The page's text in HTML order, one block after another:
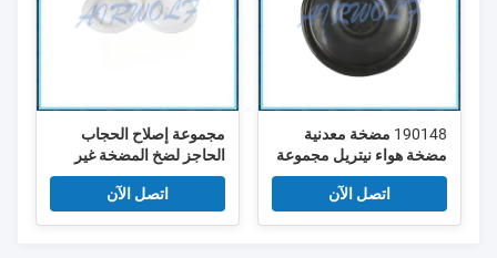
190148 مضخة معدنية
مضخة هواء نيتريل مجموعة
الحاجز 716 سلسلة 3 / 4 "
اتصل الآن
مجموعة إصلاح الحجاب
الحاجز لضخ المضخة غير
المعدنية 15k312 1509
اتصل الآن